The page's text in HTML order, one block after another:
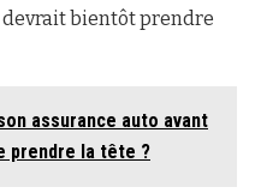
devrait bientôt prendre
assurance auto avant
prendre la tête ?